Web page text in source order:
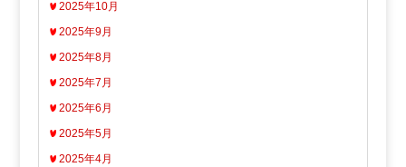
2025年10月
2025年9月
2025年8月
2025年7月
2025年6月
2025年5月
2025年4月